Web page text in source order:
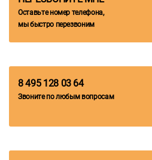
Оставьте номер телефона,
мы быстро перезвоним
8 495 128 03 64
Звоните по любым вопросам